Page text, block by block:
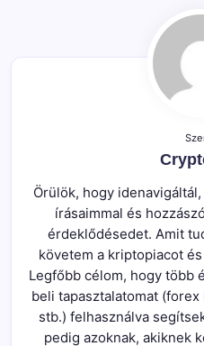
Örülök, hogy
írásaimmal és
érdeklődésedet. Amit
követem a kriptopiacot
Legfőbb célom, hogy több
beli tapasztalatomat
stb.) felhasználva
pedig azoknak, akiknek